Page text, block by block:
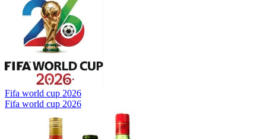
Fifa world cup 2026
Fifa world cup 2026